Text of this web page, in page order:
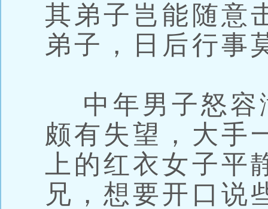
其弟子岂能随意
弟子，日后行事
中年男子怒容
颇有失望，大手
上的红衣女子平
兄，想要开口说